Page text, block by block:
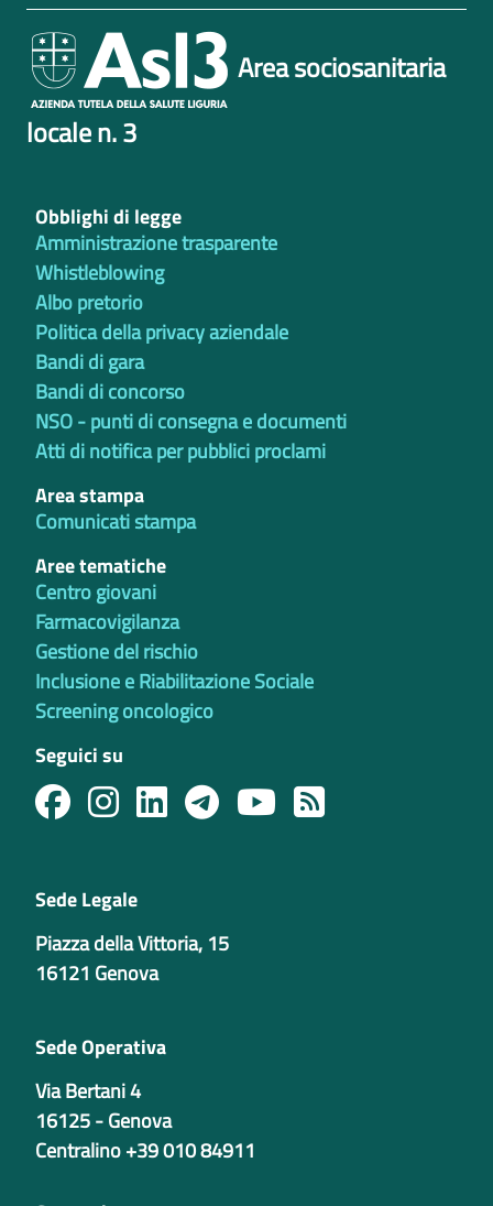
Area sociosanitaria
locale n. 3
Obblighi di legge
Amministrazione trasparente
Whistleblowing
Albo pretorio
Politica della privacy aziendale
Bandi di gara
Bandi di concorso
NSO - punti di consegna e documenti
Atti di notifica per pubblici proclami
Area stampa
Comunicati stampa
Aree tematiche
Centro giovani
Farmacovigilanza
Gestione del rischio
Inclusione e Riabilitazione Sociale
Screening oncologico
Seguici su
Sede Legale
Piazza della Vittoria, 15
16121 Genova
Sede Operativa
Via Bertani 4
16125 - Genova
Centralino +39 010 84911